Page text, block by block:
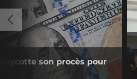
son procès pour